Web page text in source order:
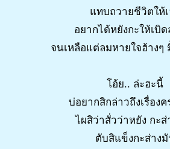
แทบถวายชีวิตให้เ
อยากได้หยังกะให้เบิด
จนเหลือแต่ลมหายใจฮ้างๆ
โอ้ย.. ล่ะฮะนี้
บ่อยากสิกล่าวถึงเรื่องค
ไผสิว่าสั่วว่าหยัง กะส่
ตับสิแข็งกะส่าง